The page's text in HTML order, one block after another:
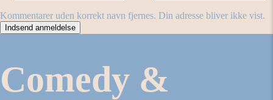
Kommentarer uden korrekt navn fjernes. Din adresse bliver ikke vist.
Comedy &